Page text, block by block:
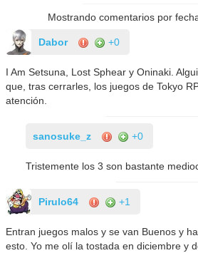
Mostrando comentarios por
Dabor +0
I Am Setsuna, Lost Sphear y Oninaki.
que, tras cerrarles, los juegos de Tokyo
atención.
sanosuke_z +0
Tristemente los 3 son bastante
Pirulo64 +1
Entran juegos malos y se van Buenos y
esto. Yo me olí la tostada en diciembre y